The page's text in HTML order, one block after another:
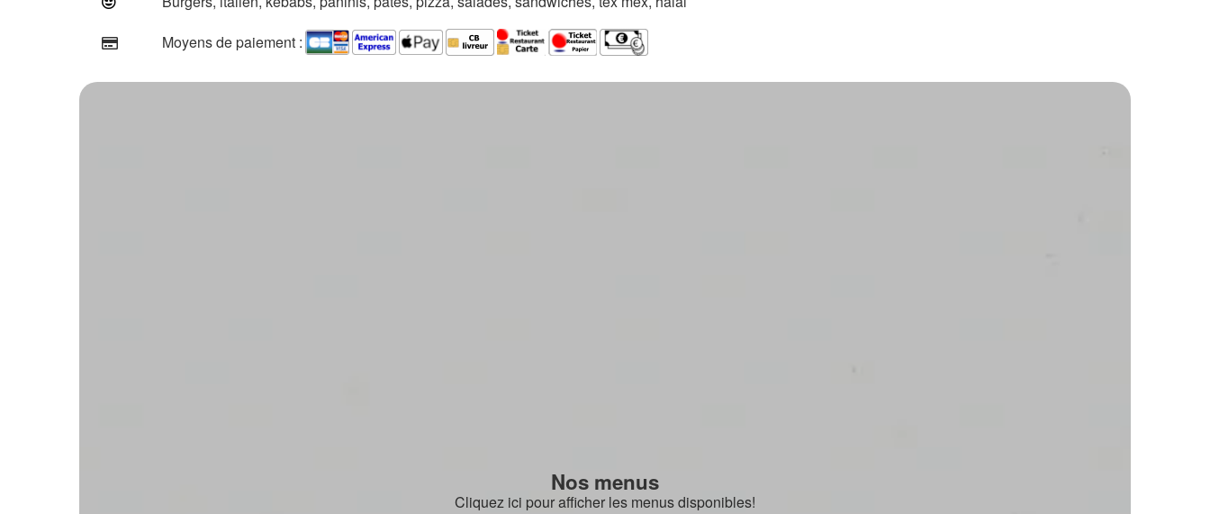
Moyens de paiement :
Nos menus
Cliquez ici pour afficher les menus disponibles!